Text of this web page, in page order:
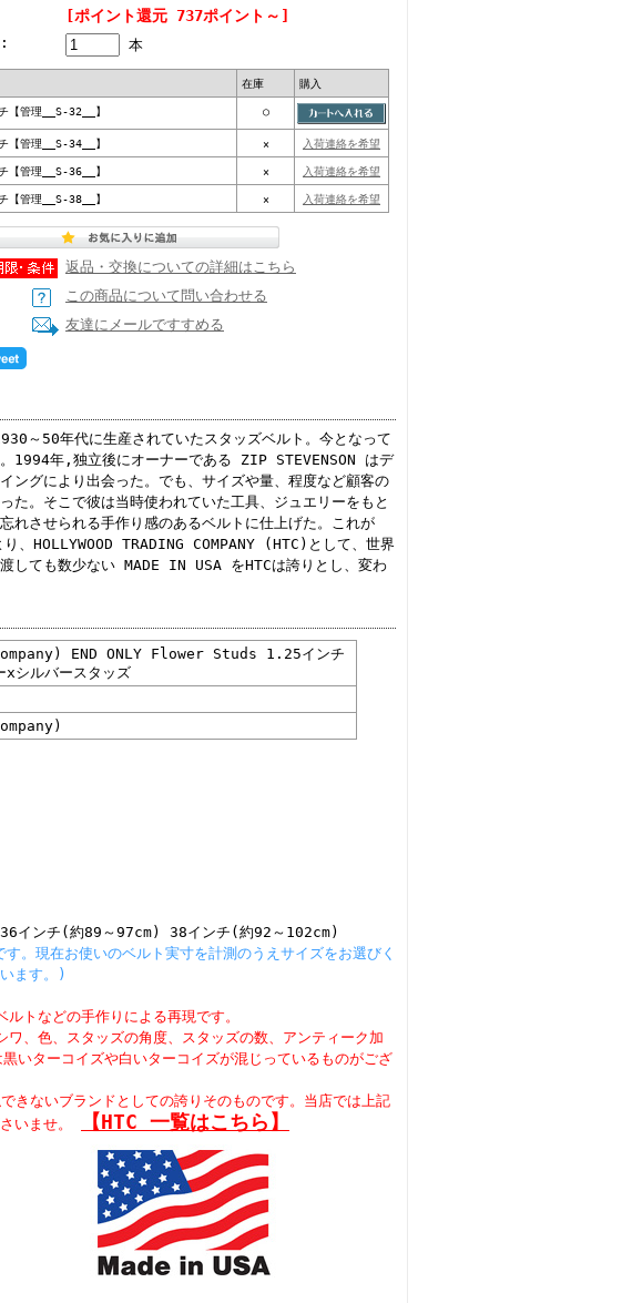
[ポイント還元 737ポイント～]
本
在庫 購入
【管理__S-32__】 ○
【管理__S-34__】 × 入荷連絡を希望
【管理__S-36__】 × 入荷連絡を希望
【管理__S-38__】 × 入荷連絡を希望
返品・交換についての詳細はこちら
この商品について問い合わせる
友達にメールですすめる
年代に生産されていたスタッズベルト。今となって
1994年,独立後にオーナーである ZIP STEVENSON はデ
ングにより出会った。でも、サイズや量、程度など顧客の
た。そこで彼は当時使われていた工具、ジュエリーをもと
れさせられる手作り感のあるベルトに仕上げた。これが
HOLLYWOOD TRADING COMPANY (HTC)として、世界
しても数少ない MADE IN USA をHTCは誇りとし、変わ
END ONLY Flower Studs 1.25インチ
xシルバースタッズ
インチ(約89～97cm) 38インチ(約92～102cm)
。現在お使いのベルト実寸を計測のうえサイズをお選びく
ます。)
トなどの手作りによる再現です。
、色、スタッズの角度、スタッズの数、アンティーク加
いターコイズや白いターコイズが混じっているものがござ
きないブランドとしての誇りそのものです。当店では上記
いませ。
【HTC 一覧はこちら】